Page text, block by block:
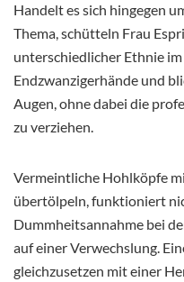
Handelt es sich hingegen
Thema, schütteln Frau
unterschiedlicher Ethnie
Endzwanzigerhände und
Augen, ohne dabei die
zu verziehen.
Vermeintliche Hohlköpfe
übertölpeln, funktioniert
Dummheitsannahme bei
auf einer Verwechslung.
gleichzusetzen mit einer